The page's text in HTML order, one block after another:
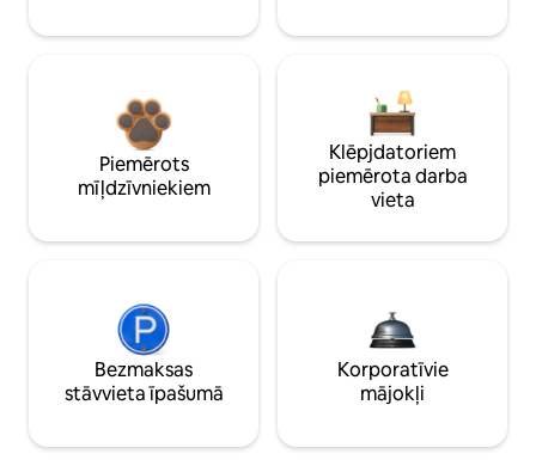
Piemērots
mīļdzīvniekiem
Klēpjdatoriem
piemērota darba
vieta
Bezmaksas
stāvvieta īpašumā
Korporatīvie
mājokļi